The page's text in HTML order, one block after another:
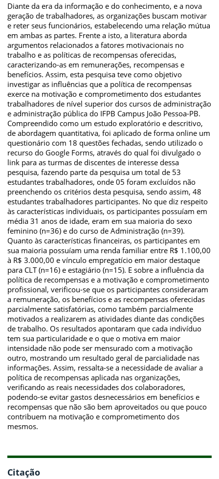
Diante da era da informação e do conhecimento, e a nova
geração de trabalhadores, as organizações buscam motivar
e reter seus funcionários, estabelecendo uma relação mútua
em ambas as partes. Frente a isto, a literatura aborda
argumentos relacionados a fatores motivacionais no
trabalho e as políticas de recompensas oferecidas,
caracterizando-as em remunerações, recompensas e
benefícios. Assim, esta pesquisa teve como objetivo
investigar as influências que a política de recompensas
exerce na motivação e comprometimento dos estudantes
trabalhadores de nível superior dos cursos de administração
e administração pública do IFPB Campus João Pessoa-PB.
Compreendido como um estudo exploratório e descritivo,
de abordagem quantitativa, foi aplicado de forma online um
questionário com 18 questões fechadas, sendo utilizado o
recurso do Google Forms, através do qual foi divulgado o
link para as turmas de discentes de interesse dessa
pesquisa, fazendo parte da pesquisa um total de 53
estudantes trabalhadores, onde 05 foram excluídos não
preenchendo os critérios desta pesquisa, sendo assim, 48
estudantes trabalhadores participantes. No que diz respeito
às características individuais, os participantes possuíam em
média 31 anos de idade, eram em sua maioria do sexo
feminino (n=36) e do curso de Administração (n=39).
Quanto às características financeiras, os participantes em
sua maioria possuíam uma renda familiar entre R$ 1.100,00
à R$ 3.000,00 e vínculo empregatício em maior destaque
para CLT (n=16) e estagiário (n=15). E sobre a influência da
política de recompensas e a motivação e comprometimento
profissional, verificou-se que os participantes consideraram
a remuneração, os benefícios e as recompensas oferecidas
parcialmente satisfatórias, como também parcialmente
motivados a realizarem as atividades diante das condições
de trabalho. Os resultados apontaram que cada indivíduo
tem sua particularidade e o que o motiva em maior
intensidade não pode ser mensurado com a motivação
outro, mostrando um resultado geral de parcialidade nas
informações. Assim, ressalta-se a necessidade de avaliar a
política de recompensas aplicada nas organizações,
verificando as reais necessidades dos colaboradores,
podendo-se evitar gastos desnecessários em benefícios e
recompensas que não são bem aproveitados ou que pouco
contribuem na motivação e comprometimento dos
mesmos.
Citação